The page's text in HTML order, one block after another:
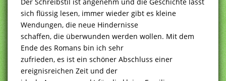
sich flüssig lesen, immer wieder gibt es kleine
Wendungen, die neue Hindernisse
schaffen, die überwunden werden wollen. Mit dem
Ende des Romans bin ich sehr
zufrieden, es ist ein schöner Abschluss einer
ereignisreichen Zeit und der